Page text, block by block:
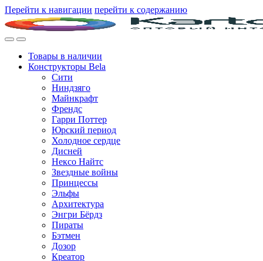
Перейти к навигации перейти к содержанию
Товары в наличии
Конструкторы Bela
Сити
Ниндзяго
Майнкрафт
Френдс
Гарри Поттер
Юрский период
Холодное сердце
Дисней
Нексо Найтс
Звездные войны
Принцессы
Эльфы
Архитектура
Энгри Бёрдз
Пираты
Бэтмен
Дозор
Креатор